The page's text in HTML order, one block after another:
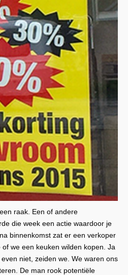
raak. Een of andere
die week een actie waardoor je
binnenkomst zat er een verkoper
we een keuken wilden kopen. Ja
niet, zeiden we. We waren ons
De man rook potentiële